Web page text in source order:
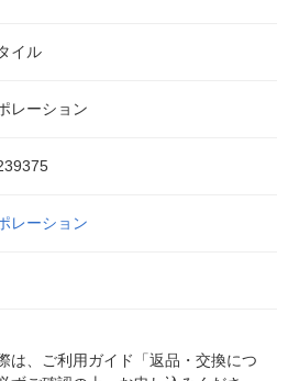
イル
レーション
レーション
は、ご利用ガイド「返品・交換につ